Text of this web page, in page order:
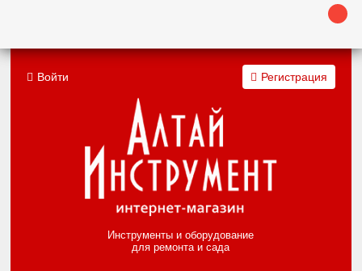
Инструменты и оборудование
для ремонта и сада
Войти Регистрация